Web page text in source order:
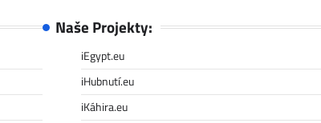
Naše Projekty:
iEgypt.eu
iHubnutí.eu
iKáhira.eu